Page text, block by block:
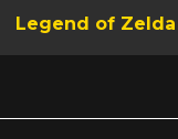
Legend of Zelda